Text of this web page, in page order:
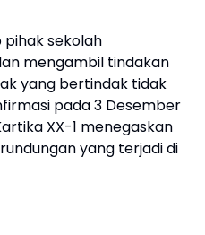
sekolah
mengambil tindakan
yang bertindak tidak
pada 3 Desember
XX-1 menegaskan
yang terjadi di